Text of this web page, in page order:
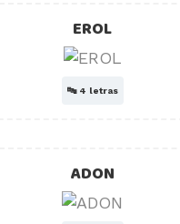
EROL
🔤 4 letras
ADON